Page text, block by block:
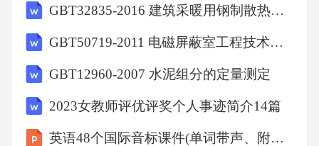
GBT32835-2016 建筑采暖用钢制散热器配件通常技术条件
GBT50719-2011 电磁屏蔽室工程技术规范
GBT12960-2007 水泥组分的定量测定
2023女教师评优评奖个人事迹简介14篇
英语48个国际音标课件(单词带声、附有声国际音标图)